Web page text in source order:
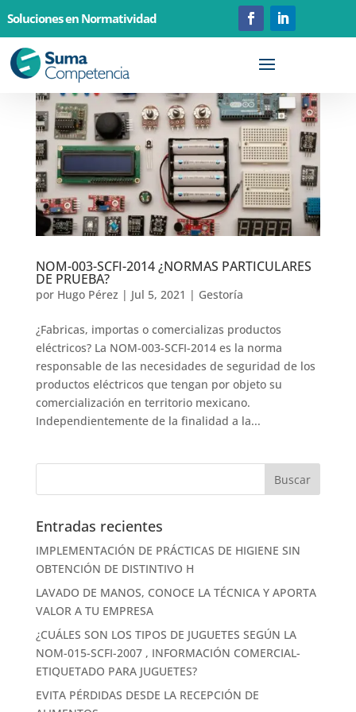
Soluciones en Normatividad
NOM-003-SCFI-2014 ¿NORMAS PARTICULARES
DE PRUEBA?
por Hugo Pérez | Jul 5, 2021 | Gestoría
¿Fabricas, importas o comercializas productos
eléctricos? La NOM-003-SCFI-2014 es la norma
responsable de las necesidades de seguridad de los
productos eléctricos que tengan por objeto su
comercialización en territorio mexicano.
Independientemente de la finalidad a la...
Entradas recientes
IMPLEMENTACIÓN DE PRÁCTICAS DE HIGIENE SIN
OBTENCIÓN DE DISTINTIVO H
LAVADO DE MANOS, CONOCE LA TÉCNICA Y APORTA
VALOR A TU EMPRESA
¿CUÁLES SON LOS TIPOS DE JUGUETES SEGÚN LA
NOM-015-SCFI-2007 , INFORMACIÓN COMERCIAL-
ETIQUETADO PARA JUGUETES?
EVITA PÉRDIDAS DESDE LA RECEPCIÓN DE